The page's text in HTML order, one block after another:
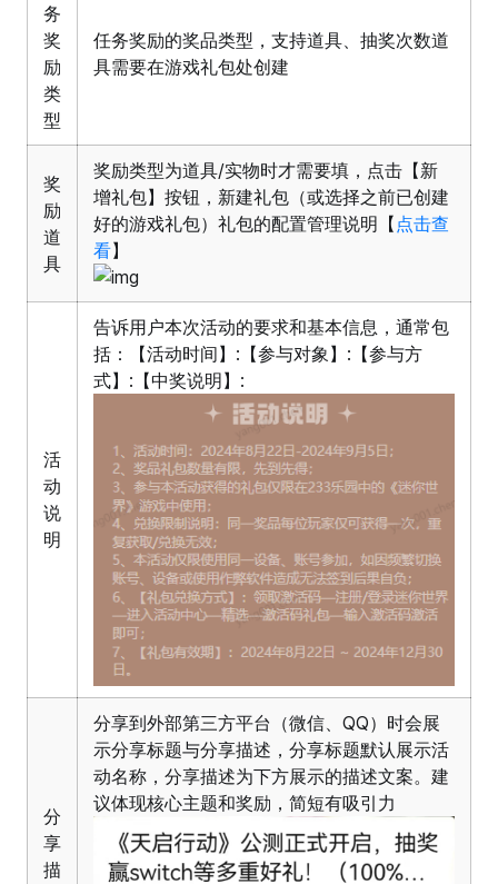
务
奖
励
类
型
任务奖励的奖品类型，支持道具、抽奖次数道
具需要在游戏礼包处创建
奖
励
道
具
奖励类型为道具/实物时才需要填，点击【新
增礼包】按钮，新建礼包（或选择之前已创建
好的游戏礼包）礼包的配置管理说明【 点击查
看】
活
动
说
明
告诉用户本次活动的要求和基本信息，通常包
括：【活动时间】:【参与对象】:【参与方
式】:【中奖说明】:
分
享
描
分享到外部第三方平台（微信、QQ）时会展
示分享标题与分享描述，分享标题默认展示活
动名称，分享描述为下方展示的描述文案。建
议体现核心主题和奖励，简短有吸引力